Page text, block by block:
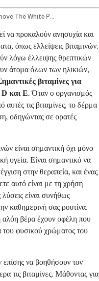
How To Remove The White Patches On The Skin By Home Remedies Caused By Vitamin Deficiency
να προκαλούν ανησυχία και
όπως ελλείψεις βιταμινών.
λόγω έλλειψης θρεπτικών
άτομα όλων των ηλικιών,
βιταμίνες για
D και Ε. Όταν ο οργανισμός
τις βιταμίνες, το δέρμα
οδηγώντας σε ορατές
είναι σημαντική όχι μόνο
υγεία. Είναι σημαντικό να
στην θεραπεία, και ένας
αυτό είναι με τη χρήση
είναι συνήθως
καθημερινή σας ρουτίνα.
αλόη βέρα έχουν οφέλη που
φυσικού χρώματος του
να βοηθήσουν τον
τις βιταμίνες. Μάθοντας για